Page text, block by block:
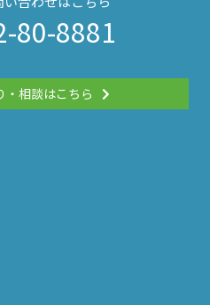
合わせはこちら
80-8881